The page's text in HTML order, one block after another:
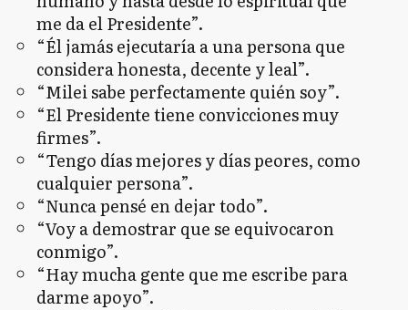
me da el Presidente”.
“Él jamás ejecutaría a una persona que
considera honesta, decente y leal”.
“Milei sabe perfectamente quién soy”.
“El Presidente tiene convicciones muy
firmes”.
“Tengo días mejores y días peores, como
cualquier persona”.
“Nunca pensé en dejar todo”.
“Voy a demostrar que se equivocaron
conmigo”.
“Hay mucha gente que me escribe para
darme apoyo”.